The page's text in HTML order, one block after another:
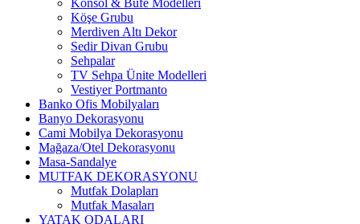
Köşe Grubu
Merdiven Altı Dekor
Sedir Divan Grubu
Sehpalar
TV Sehpa Ünite Modelleri
Vestiyer Portmanto
Banko Ofis Mobilyaları
Banyo Dekorasyonu
Cami Mobilya Dekorasyonu
Mağaza/Otel Dekorasyonu
Masa-Sandalye
MUTFAK DEKORASYONU
Mutfak Dolapları
Mutfak Masaları
YATAK ODALARI